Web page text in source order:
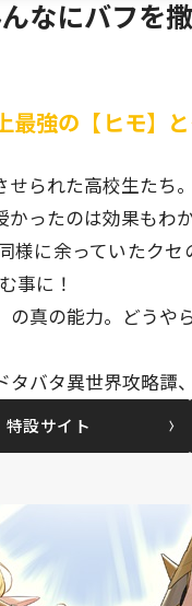
なにバフを
強の【ヒモ】
られた高校生たち
ったのは効果もわ
様に余っていたクセ
事に！
真の能力。どうや
バタ異世界攻略譚
特設サイト